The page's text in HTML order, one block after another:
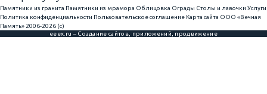
Памятники из гранита Памятники из мрамора Облицовка Ограды Столы и лавочки Услуги
Политика конфиденциальности Пользовательское соглашение Карта сайта ООО «Вечная
Память» 2006-2026 (с)
eeex.ru – Создание сайтов, приложений, продвижение